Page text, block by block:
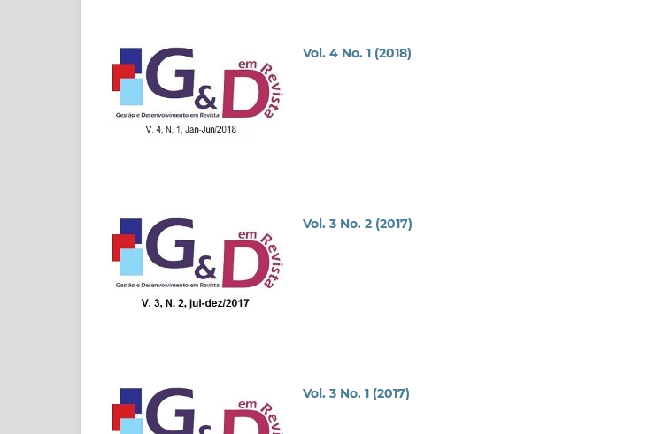
Vol. 4 No. 1 (2018)
Vol. 3 No. 2 (2017)
Vol. 3 No. 1 (2017)